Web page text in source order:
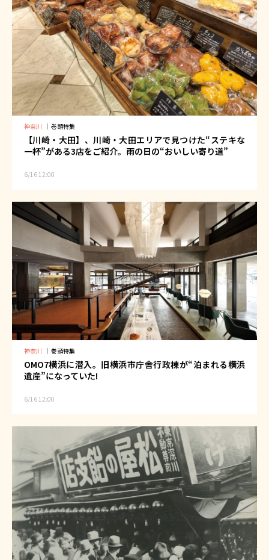
神奈川 ｜ 巻頭特集
【川崎・大田】、川崎・大田エリアで見つけた“ステキな
一杯”がある3店をご紹介。雨の日の“おいしい寄り道”
6/16 12:00
神奈川 ｜ 巻頭特集
OMO7横浜に潜入。旧横浜市庁舎行政棟が“泊まれる横浜
遺産”になっていた!
6/16 12:00